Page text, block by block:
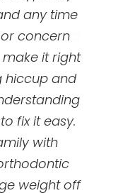
great! I’m
you really
services
they are
your kids,
your
so amazing!
they’ll
talk to you
and
did
( I chose
) and
don’t think
plan like
and
is typically
any time
concern
it right
hiccup and
fix it easy.
with